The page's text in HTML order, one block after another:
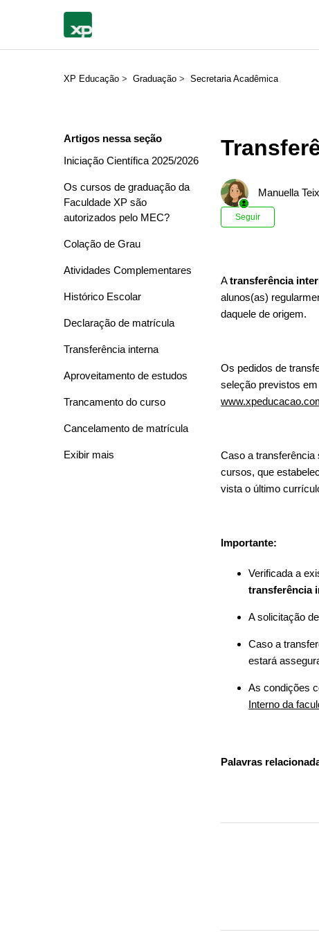
XP Educação Graduação Secretaria Acadêmica
Artigos nessa seção
Iniciação Científica 2025/2026
Os cursos de graduação da
Faculdade XP são
autorizados pelo MEC?
Colação de Grau
Atividades Complementares
Histórico Escolar
Declaração de matrícula
Transferência interna
Aproveitamento de estudos
Trancamento do curso
Cancelamento de matrícula
Exibir mais
Manuella
Seguir
Atransferência
alunos(as)
daquele de origem.
Os pedidos de
seleção previstos
Caso a transferência
cursos, que
vista o último
Importante:
Verificada a
transferência
A solicitação
Caso a
estará
As condições
Interno da
Palavras